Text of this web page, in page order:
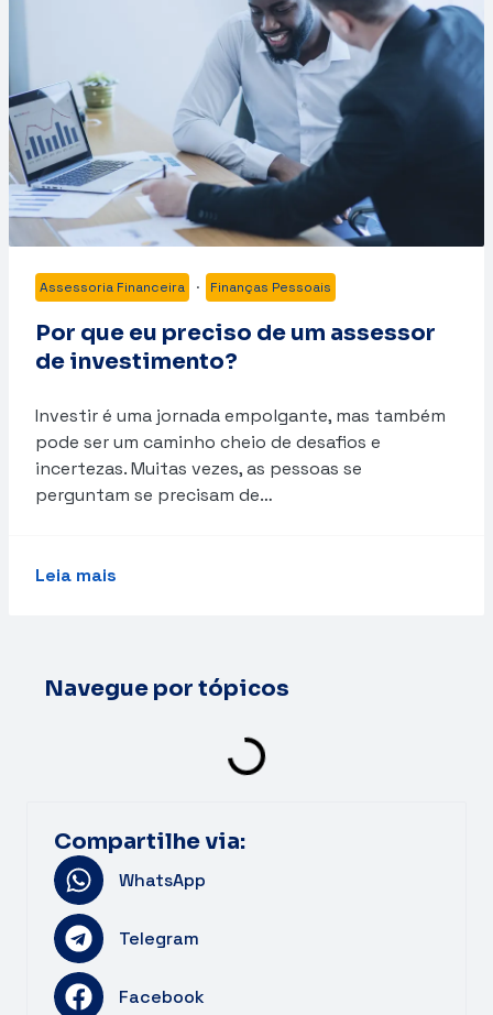
Assessoria Financeira · Finanças Pessoais
Por que eu preciso de um assessor
de investimento?
Investir é uma jornada empolgante, mas também
pode ser um caminho cheio de desafios e
incertezas. Muitas vezes, as pessoas se
perguntam se precisam de…
Leia mais
Navegue por tópicos
Compartilhe via:
WhatsApp
Telegram
Facebook